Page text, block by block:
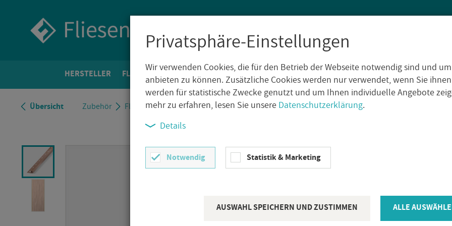
Privatsphäre-Einstellungen
Wir verwenden Cookies, die für den Betrieb der Webseite notwendig sind und
anbieten zu können. Zusätzliche Cookies werden nur verwendet, wenn Sie
werden für statistische Zwecke genutzt und um Ihnen individuelle Angebote
mehr zu erfahren, lesen Sie unsere Datenschutzerklärung.
Details
Notwendig Statistik & Marketing
AUSWAHL SPEICHERN UND ZUSTIMMEN ALLE
HER­STEL­LER FLIE­SEN­WELT BO­DEN­FLIE­SEN WAND­FLIE­SEN AUS­SEN­FLIE­SEN DE­KO­RE
Über­sicht Zu­be­hör Flie­sen­pro­fi­le Qua­drat­pro­fi­le Al­fer­quad Qua­drat­pro­fil Alu­mi­ni­um Kup­fer elo­xiert Hoch­glanz
Al­fer­quad
ni­um